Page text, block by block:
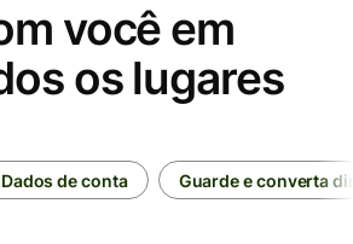
você em
os lugares
Dados de conta Guarde e converta